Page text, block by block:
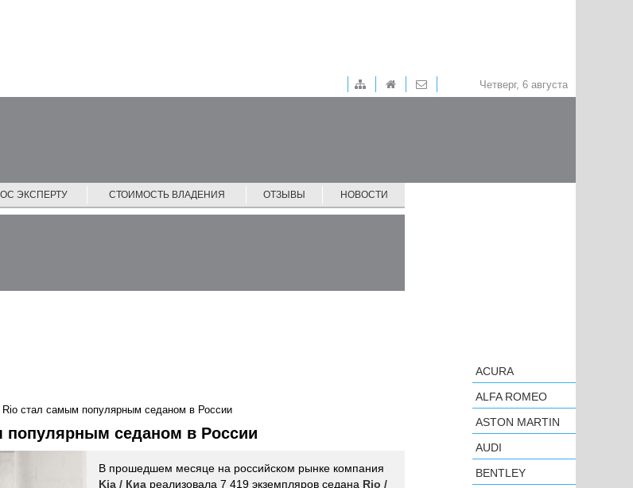
Четверг, 6 августа
ЭКСПЕРТУ СТОИМОСТЬ ВЛАДЕНИЯ ОТЗЫВЫ НОВОСТИ
Rio стал самым популярным седаном в России
популярным седаном в России
В прошедшем месяце на российском рынке компания
Kia / Киа реализовала 7 419 экземпляров седана Rio /
ACURA
ALFA ROMEO
ASTON MARTIN
AUDI
BENTLEY